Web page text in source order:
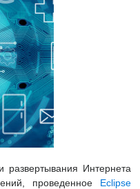
развертывания Интернета
проведенное Eclipse